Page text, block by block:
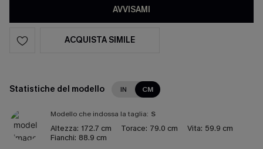
AVVISAMI
ACQUISTA SIMILE
Statistiche del modello IN CM
Modello che indossa la taglia: S
Altezza: 172.7 cm Torace: 79.0 cm Vita: 59.9 cm
Fianchi: 88.9 cm